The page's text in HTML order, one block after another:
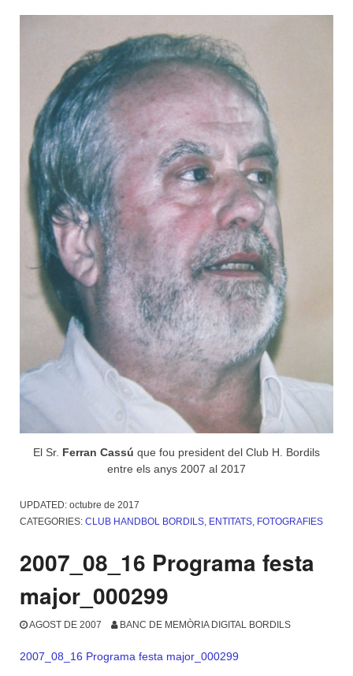
El Sr. Ferran Cassú que fou president del Club H. Bordils
entre els anys 2007 al 2017
UPDATED: octubre de 2017
CATEGORIES: CLUB HANDBOL BORDILS ENTITATS FOTOGRAFIES
2007_08_16 Programa festa
major_000299
AGOST DE 2007 BANC DE MEMÒRIA DIGITAL BORDILS
2007_08_16 Programa festa major_000299